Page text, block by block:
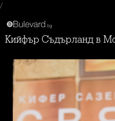
/
Кийфър Съдърланд в